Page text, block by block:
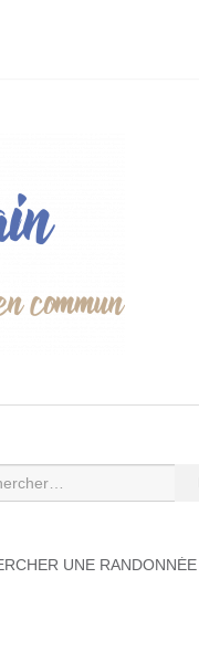
UNE RANDONNÉE